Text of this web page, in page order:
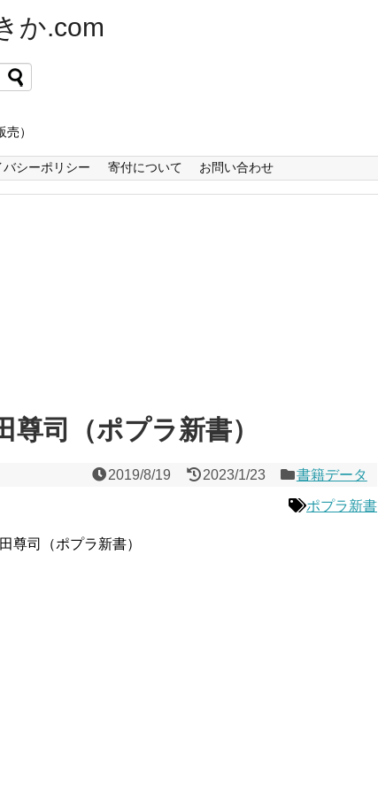
か.com
売）
バシーポリシー 寄付について お問い合わせ
尊司（ポプラ新書）
2019/8/19 2023/1/23 書籍データ
ポプラ新書
尊司（ポプラ新書）